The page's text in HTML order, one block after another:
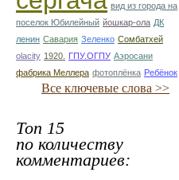
вид из города на
поселок Юбилейный йошкар-ола ДК
ленин Савария Зеленко Сомбатхей
olacity 1920. ГПУ.ОГПУ Аэросани
фабрика Меллера фотоплёнка Ребёнок
Все ключевые слова >>
Топ 15
по количеству
комментариев: